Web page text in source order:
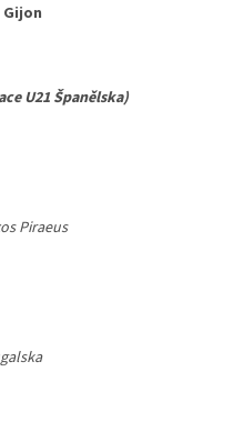
U21 Španělska)
Piraeus